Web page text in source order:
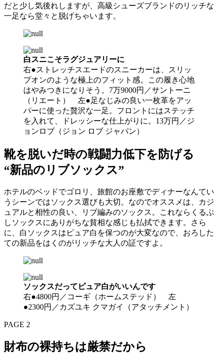
だと少し気後れしますが、高級シューズブランドのリッチな
一足なら堂々と脱げちゃいます。
白スニこそラグジュアリーに
右●ストレッチスエードのスニーカーは、スリッ
プオンのような極上のフィット感。この履き心地
はやみつきになりそう。7万9000円／サントーニ
（リエート） 左●足なじみの良い一枚革をアッ
パーに使った贅沢な一足。フロントにはステッチ
を入れて、ドレッシーな仕上がりに。13万円／ジ
ョンロブ（ジョン ロブ ジャパン）
靴を脱いだ時の戦闘力低下を防げる
“新品のリブソックス”
ホテルのベッドでゴロリ、旅館のお座敷でディナーなんてい
うシーンではソックス選びも大切。なのでオススメは、カジ
ュアルと相性の良い、リブ編みのソックス。これならくるぶ
しソックスにありがちな貧相な感じも払拭できます。さら
に、白ソックスはピュア白を保つのが大変なので、おろした
ての新品をはくのがリッチな大人の証ですよ。
ソックスだってピュア白がいいんです
右●4800円／コーギ（ホームステッド） 左
●2300円／カズユキ クマガイ（アタッチメント）
PAGE 2
財布の裸持ちは厳禁だから